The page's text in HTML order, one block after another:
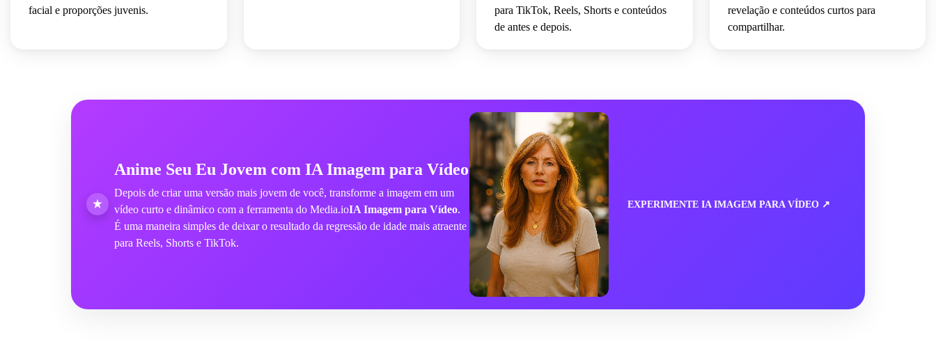
facial e proporções juvenis.
para TikTok, Reels, Shorts e conteúdos
de antes e depois.
revelação e conteúdos curtos para
compartilhar.
Anime Seu Eu Jovem com IA Imagem para Vídeo
Depois de criar uma versão mais jovem de você, transforme a imagem em um
vídeo curto e dinâmico com a ferramenta do Media.ioIA Imagem para Vídeo.
É uma maneira simples de deixar o resultado da regressão de idade mais atraente
para Reels, Shorts e TikTok.
EXPERIMENTE IA IMAGEM PARA VÍDEO ↗